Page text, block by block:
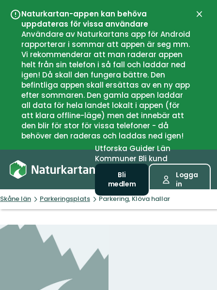
Naturkartan-appen kan behöva
uppdateras för vissa användare
Användare av Naturkartans app för Android
rapporterar i sommar att appen är seg mm.
Vi rekommenderar att man raderar appen
helt från sin telefon i så fall och laddar ned
igen! Då skall den fungera bättre. Den
befintliga appen skall ersättas av en ny app
efter sommaren. Den gamla appen laddar
all data för hela landet lokalt i appen (för
att klara offline-läge) men det innebär att
den blir för stor för vissa telefoner - då
behöver den raderas och laddas ned igen!
UtforskaGuiderLän
Kommuner Bli kund
Bli
medlem
Logga
in
Skåne län Parkeringsplats Parkering, Klöva hallar